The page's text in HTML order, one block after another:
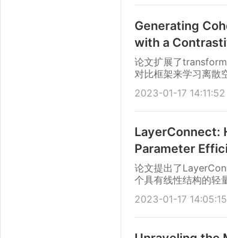
Generating
with a
论文扩展了
对比框架来学习离散
2023-01-17 14:11:52
LayerConnect:
Parameter
论文提出了
个具有线性结构的轻
2023-01-17 14:05:15